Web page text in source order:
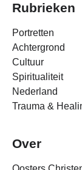
Rubrieken
Portretten
Achtergrond
Cultuur
Spiritualiteit
Nederland
Trauma &
Over